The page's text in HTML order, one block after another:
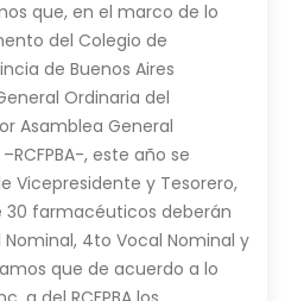
que, en el marco de lo
del Colegio de
de Buenos Aires
Ordinaria del
Asamblea General
, este año se
Vicepresidente y Tesorero,
30 farmacéuticos deberán
4to Vocal Nominal y
que de acuerdo a lo